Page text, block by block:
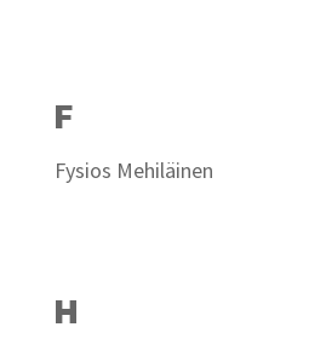
F
Fysios Mehiläinen
H